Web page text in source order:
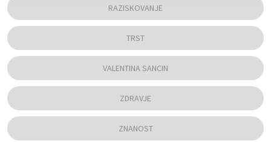
RAZISKOVANJE
TRST
VALENTINA SANCIN
ZDRAVJE
ZNANOST